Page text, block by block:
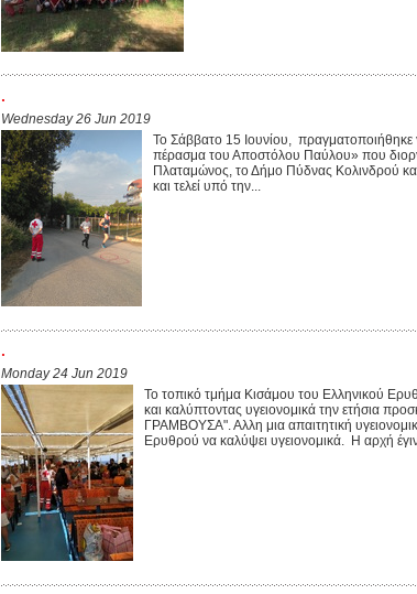
.
Wednesday 26 Jun 2019
Το Σάββατο 15 Ιουνίου,
πέρασμα του Αποστόλου Παύλου» που
Πλαταμώνος, το Δήμο Πύδνας Κολινδρού
και τελεί υπό την...
.
Monday 24 Jun 2019
Το τοπικό τμήμα Κισάμου του Ελληνικού
και καλύπτοντας υγειονομικά την ετήσια
ΓΡΑΜΒΟΥΣΑ". Αλλη μια απαιτητική
Ερυθρού να καλύψει υγειονομικά. Η αρχή